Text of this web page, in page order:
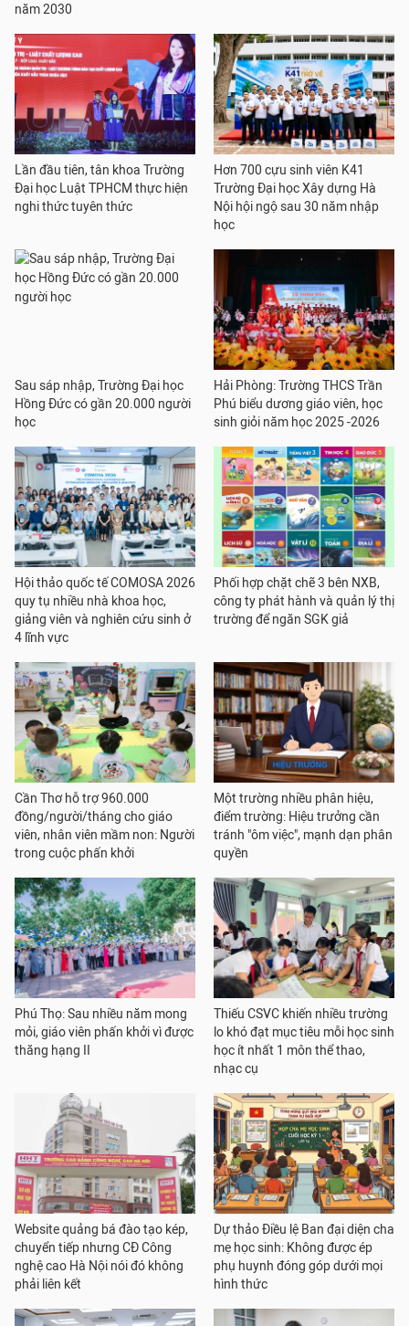
năm 2030
Lần đầu tiên, tân khoa Trường
Đại học Luật TPHCM thực hiện
nghi thức tuyên thức
Hơn 700 cựu sinh viên K41
Trường Đại học Xây dựng Hà
Nội hội ngộ sau 30 năm nhập
học
Sau sáp nhập, Trường Đại học
Hồng Đức có gần 20.000 người
học
Hải Phòng: Trường THCS Trần
Phú biểu dương giáo viên, học
sinh giỏi năm học 2025 -2026
Hội thảo quốc tế COMOSA 2026
quy tụ nhiều nhà khoa học,
giảng viên và nghiên cứu sinh ở
4 lĩnh vực
Phối hợp chặt chẽ 3 bên NXB,
công ty phát hành và quản lý thị
trường để ngăn SGK giả
Cần Thơ hỗ trợ 960.000
đồng/người/tháng cho giáo
viên, nhân viên mầm non: Người
trong cuộc phấn khởi
Một trường nhiều phân hiệu,
điểm trường: Hiệu trưởng cần
tránh "ôm việc", mạnh dạn phân
quyền
Phú Thọ: Sau nhiều năm mong
mỏi, giáo viên phấn khởi vì được
thăng hạng II
Thiếu CSVC khiến nhiều trường
lo khó đạt mục tiêu mỗi học sinh
học ít nhất 1 môn thể thao,
nhạc cụ
Website quảng bá đào tạo kép,
chuyển tiếp nhưng CĐ Công
nghệ cao Hà Nội nói đó không
phải liên kết
Dự thảo Điều lệ Ban đại diện cha
mẹ học sinh: Không được ép
phụ huynh đóng góp dưới mọi
hình thức